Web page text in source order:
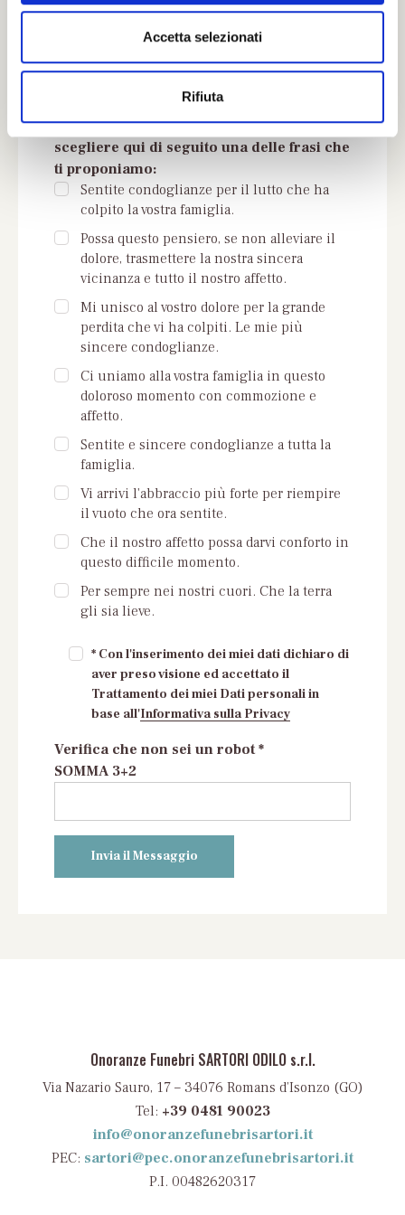
Accetta selezionati
Rifiuta
Se non trovi parole adeguate puoi
scegliere qui di seguito una delle frasi che
ti proponiamo:
Sentite condoglianze per il lutto che ha
colpito la vostra famiglia.
Possa questo pensiero, se non alleviare il
dolore, trasmettere la nostra sincera
vicinanza e tutto il nostro affetto.
Mi unisco al vostro dolore per la grande
perdita che vi ha colpiti. Le mie più
sincere condoglianze.
Ci uniamo alla vostra famiglia in questo
doloroso momento con commozione e
affetto.
Sentite e sincere condoglianze a tutta la
famiglia.
Vi arrivi l'abbraccio più forte per riempire
il vuoto che ora sentite.
Che il nostro affetto possa darvi conforto in
questo difficile momento.
Per sempre nei nostri cuori. Che la terra
gli sia lieve.
* Con l'inserimento dei miei dati dichiaro di
aver preso visione ed accettato il
Trattamento dei miei Dati personali in
base all'Informativa sulla Privacy
Verifica che non sei un robot *
SOMMA 3+2
Onoranze Funebri SARTORI ODILO s.r.l.
Via Nazario Sauro, 17 – 34076 Romans d’Isonzo (GO)
Tel: +39 0481 90023
info@onoranzefunebrisartori.it
PEC: sartori@pec.onoranzefunebrisartori.it
P.I. 00482620317